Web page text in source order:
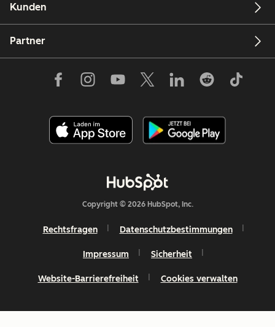
Kunden
Partner
Copyright © 2026 HubSpot, Inc.
Rechtsfragen Datenschutzbestimmungen
Impressum Sicherheit
Website-Barrierefreiheit Cookies verwalten